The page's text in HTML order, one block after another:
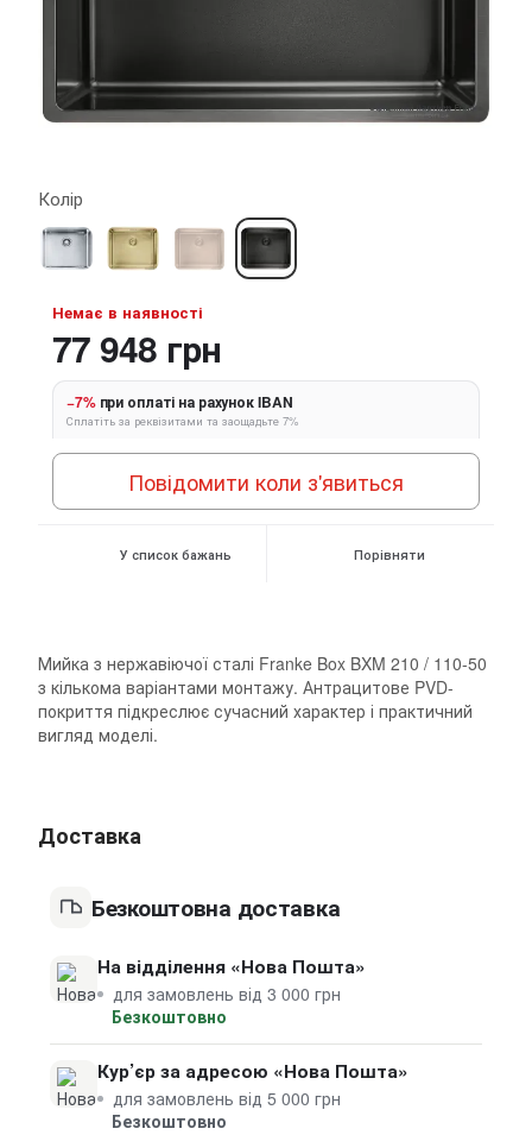
Колір
Немає в наявності
77 948 грн
−7% при оплаті на рахунок IBAN
Сплатіть за реквізитами та заощадьте 7%
Повідомити коли з'явиться
У список бажань Порівняти
Мийка з нержавіючої сталі Franke Box BXM 210 / 110-50
з кількома варіантами монтажу. Антрацитове PVD-
покриття підкреслює сучасний характер і практичний
вигляд моделі.
Доставка
Безкоштовна доставка
На відділення «Нова Пошта»
для замовлень від 3 000 грн
Безкоштовно
Кур’єр за адресою «Нова Пошта»
для замовлень від 5 000 грн
Безкоштовно